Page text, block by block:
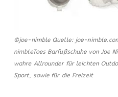
©joe-nimble Quelle: joe-
nimbleToes Barfußschuhe von Joe
wahre Allrounder für leichten
Sport, sowie für die Freizeit